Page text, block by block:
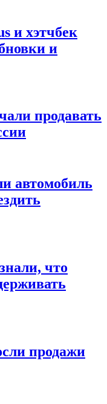
и хэтчбек
и
продавать
автомобиль
что
продажи